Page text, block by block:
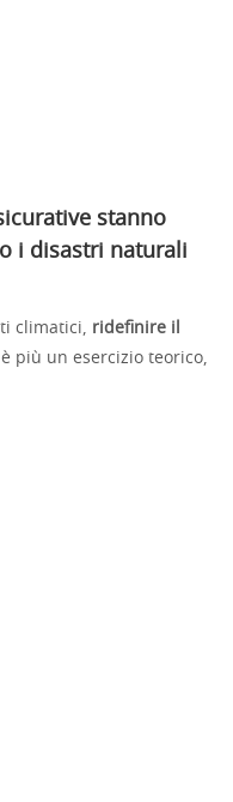
stanno
i disastri naturali
climatici, ridefinire il
più un esercizio teorico,